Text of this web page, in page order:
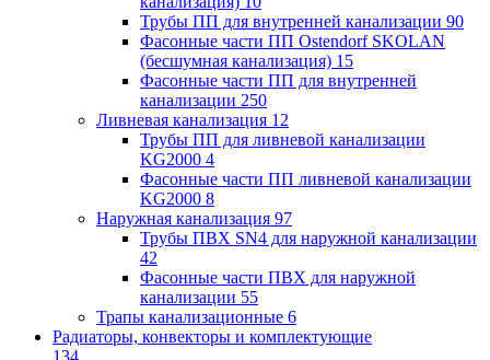
Трубы ПП для внутренней канализации 90
Фасонные части ПП Ostendorf SKOLAN
(бесшумная канализация) 15
Фасонные части ПП для внутренней
канализации 250
Ливневая канализация 12
Трубы ПП для ливневой канализации
KG2000 4
Фасонные части ПП ливневой канализации
KG2000 8
Наружная канализация 97
Трубы ПВХ SN4 для наружной канализации
42
Фасонные части ПВХ для наружной
канализации 55
Трапы канализационные 6
Радиаторы, конвекторы и комплектующие
134